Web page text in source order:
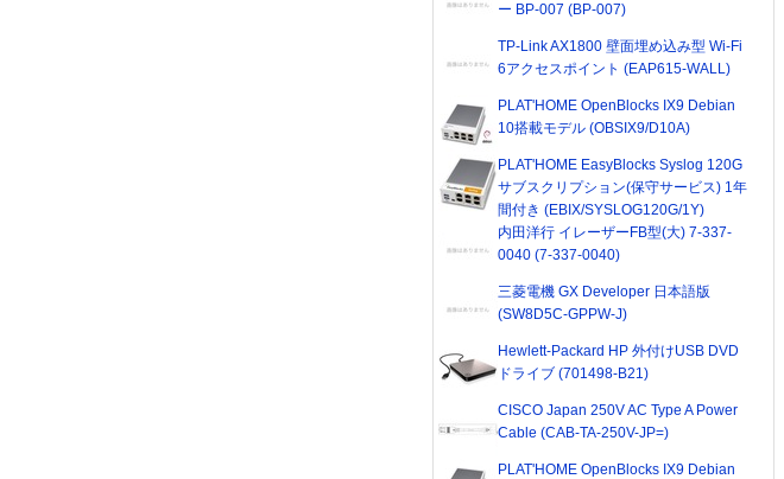
ー BP-007 (BP-007)
TP-Link AX1800 壁面埋め込み型 Wi-Fi
6アクセスポイント (EAP615-WALL)
PLAT'HOME OpenBlocks IX9 Debian
10搭載モデル (OBSIX9/D10A)
PLAT'HOME EasyBlocks Syslog 120G
サブスクリプション(保守サービス) 1年
間付き (EBIX/SYSLOG120G/1Y)
内田洋行 イレーザーFB型(大) 7-337-
0040 (7-337-0040)
三菱電機 GX Developer 日本語版
(SW8D5C-GPPW-J)
Hewlett-Packard HP 外付けUSB DVD
ドライブ (701498-B21)
CISCO Japan 250V AC Type A Power
Cable (CAB-TA-250V-JP=)
PLAT'HOME OpenBlocks IX9 Debian